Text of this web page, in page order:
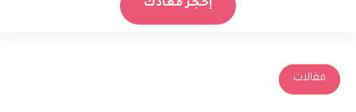
إحجز معادك
مقالات